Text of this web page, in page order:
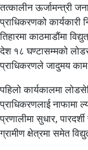
तत्कालीन ऊर्जामन्त्री
प्राधिकरणको कार्यकारी
तिहारमा काठमाडौंमा
देश १८ घण्टासम्मको
प्राधिकरणले जादुमय
पहिलो कार्यकालमा
प्राधिकरणलाई
प्रणालीमा सुधार,
ग्रामीण क्षेत्रमा समेत